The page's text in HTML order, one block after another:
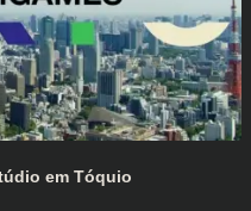
em Tóquio